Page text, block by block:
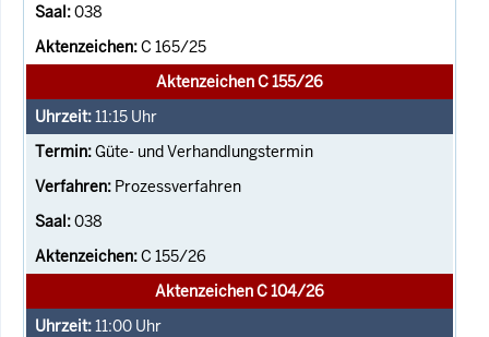
038
C 165/25
Aktenzeichen C 155/26
11:15 Uhr
Güte- und Verhandlungstermin
Prozessverfahren
038
C 155/26
Aktenzeichen C 104/26
11:00 Uhr